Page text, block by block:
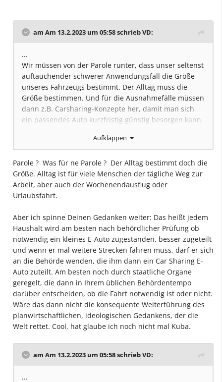
am Am 13.2.2023 um 05:58 schriebVD:
...
Wir müssen von der Parole runter, dass unser seltenst
auftauchender schwerer Anwendungsfall die Größe
unseres Fahrzeugs bestimmt. Der Alltag muss die
Größe bestimmen. Und für die Ausnahmefälle müssen
dann z.B. Carsharing-Konzepte her, damit man sich
ein passendes Auto kurzfristig günstig besorgen kann.
Aufklappen
Parole ? Was für ne Parole ? Der Alltag bestimmt doch die
Größe. Alltag ist für viele Menschen der tägliche Weg zur
Arbeit, aber auch der Wochenendausflug oder
Urlaubsfahrt.
Aber ich spinne Deinen Gedanken weiter: Das heißt jedem
Haushalt wird am besten nach behördlicher Prüfung ob
notwendig ein kleines E-Auto zugestanden, besser zugeteilt
und wenn er mal weitere Strecken fahren muss, darf er sich
an die Behörde wenden, die ihm dann ein Car Sharing E-
Auto zuteilt. Am besten noch durch staatliche Organe
geregelt, die dann in Ihrem üblichen Behördentempo
darüber entscheiden, ob die Fahrt notwendig ist oder nicht.
Wäre das dann nicht die konsequente Weiterführung des
planwirtschaftlichen, ideologischen Gedankens, der die
Welt rettet. Cool, hat glaube ich noch nicht mal Kuba.
am Am 13.2.2023 um 05:58 schriebVD:
...